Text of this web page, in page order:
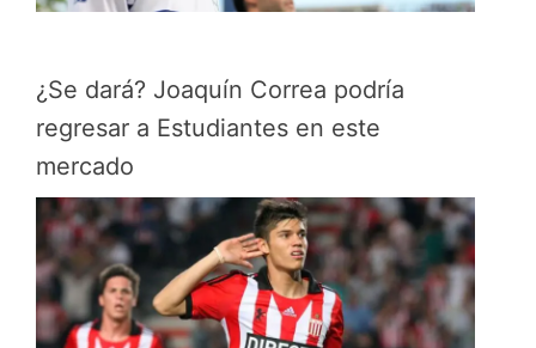
¿Se dará? Joaquín Correa podría
regresar a Estudiantes en este
mercado